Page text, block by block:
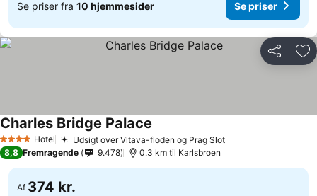
Se priser fra 10 hjemmesider Se priser
Del
4 StjernerHotel Udsigt over Vltava-floden og Prag SlotSe priser
Charles Bridge Palace
8,8 Fremragende 9.478 0.3 km til Karlsbroen
Af 374 kr.